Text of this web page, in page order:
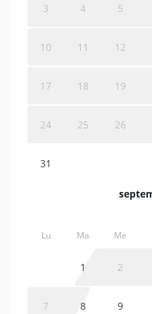
3 4 5
10 11 12
17 18 19
24 25 26
31
Lu Ma Me
1 2
7 8 9